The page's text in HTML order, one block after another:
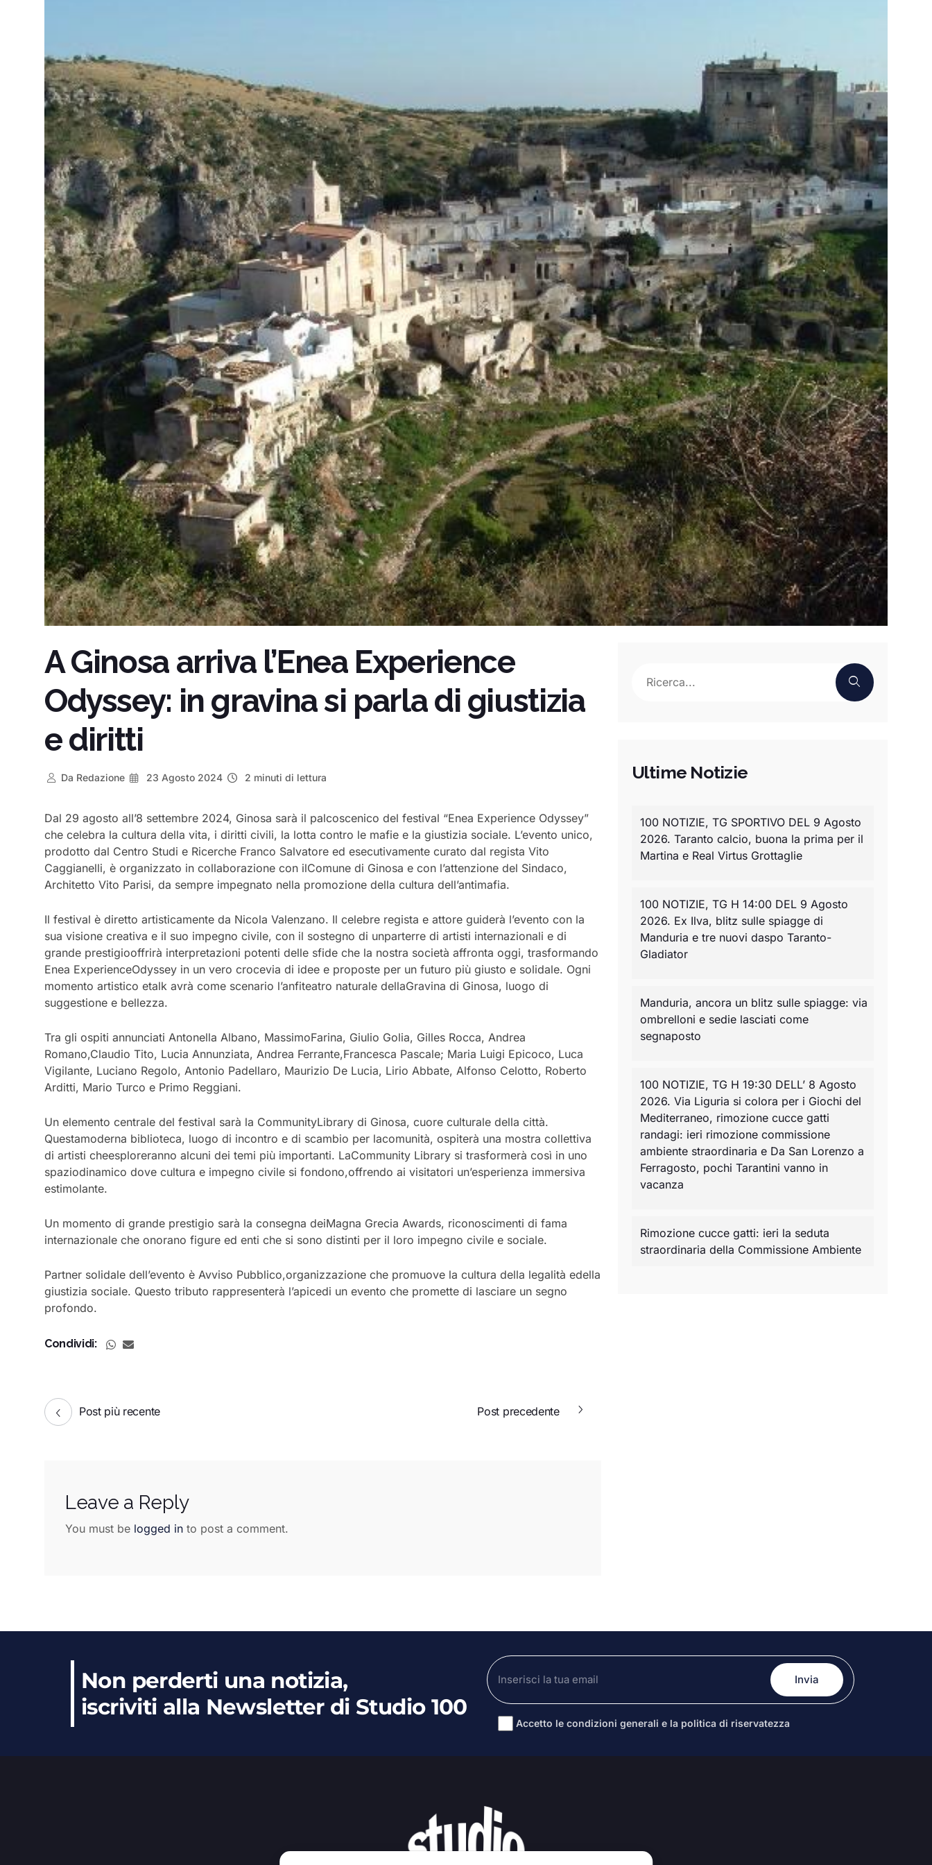
A Ginosa arriva l’Enea Experience
Odyssey: in gravina si parla di giustizia
e diritti
Da Redazione 23 Agosto 2024 2 minuti di lettura
Dal 29 agosto all’8 settembre 2024, Ginosa sarà il palcoscenico del festival “Enea Experience Odyssey”
che celebra la cultura della vita, i diritti civili, la lotta contro le mafie e la giustizia sociale. L’evento unico,
prodotto dal Centro Studi e Ricerche Franco Salvatore ed esecutivamente curato dal regista Vito
Caggianelli, è organizzato in collaborazione con ilComune di Ginosa e con l’attenzione del Sindaco,
Architetto Vito Parisi, da sempre impegnato nella promozione della cultura dell’antimafia.
Il festival è diretto artisticamente da Nicola Valenzano. Il celebre regista e attore guiderà l’evento con la
sua visione creativa e il suo impegno civile, con il sostegno di unparterre di artisti internazionali e di
grande prestigiooffrirà interpretazioni potenti delle sfide che la nostra società affronta oggi, trasformando
Enea ExperienceOdyssey in un vero crocevia di idee e proposte per un futuro più giusto e solidale. Ogni
momento artistico etalk avrà come scenario l’anfiteatro naturale dellaGravina di Ginosa, luogo di
suggestione e bellezza.
Tra gli ospiti annunciati Antonella Albano, MassimoFarina, Giulio Golia, Gilles Rocca, Andrea
Romano,Claudio Tito, Lucia Annunziata, Andrea Ferrante,Francesca Pascale; Maria Luigi Epicoco, Luca
Vigilante, Luciano Regolo, Antonio Padellaro, Maurizio De Lucia, Lirio Abbate, Alfonso Celotto, Roberto
Arditti, Mario Turco e Primo Reggiani.
Un elemento centrale del festival sarà la CommunityLibrary di Ginosa, cuore culturale della città.
Questamoderna biblioteca, luogo di incontro e di scambio per lacomunità, ospiterà una mostra collettiva
di artisti cheesploreranno alcuni dei temi più importanti. LaCommunity Library si trasformerà così in uno
spaziodinamico dove cultura e impegno civile si fondono,offrendo ai visitatori un’esperienza immersiva
estimolante.
Un momento di grande prestigio sarà la consegna deiMagna Grecia Awards, riconoscimenti di fama
internazionale che onorano figure ed enti che si sono distinti per il loro impegno civile e sociale.
Partner solidale dell’evento è Avviso Pubblico,organizzazione che promuove la cultura della legalità edella
giustizia sociale. Questo tributo rappresenterà l’apicedi un evento che promette di lasciare un segno
profondo.
Condividi:
Post più recente Post precedente
Leave a Reply
You must be logged in to post a comment.
Ultime Notizie
100 NOTIZIE, TG SPORTIVO DEL 9 Agosto
2026. Taranto calcio, buona la prima per il
Martina e Real Virtus Grottaglie
100 NOTIZIE, TG H 14:00 DEL 9 Agosto
2026. Ex Ilva, blitz sulle spiagge di
Manduria e tre nuovi daspo Taranto-
Gladiator
Manduria, ancora un blitz sulle spiagge: via
ombrelloni e sedie lasciati come
segnaposto
100 NOTIZIE, TG H 19:30 DELL’ 8 Agosto
2026. Via Liguria si colora per i Giochi del
Mediterraneo, rimozione cucce gatti
randagi: ieri rimozione commissione
ambiente straordinaria e Da San Lorenzo a
Ferragosto, pochi Tarantini vanno in
vacanza
Rimozione cucce gatti: ieri la seduta
straordinaria della Commissione Ambiente
Non perderti una notizia,
iscriviti alla Newsletter di Studio 100
Accetto le condizioni generali e la politica di riservatezza